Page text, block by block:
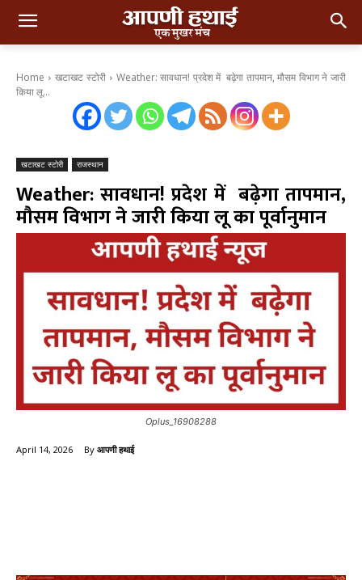
Home खटाखट स्टोरी
​Weather: सावधान! प्रदेश में बढ़ेगा तापमान, मौसम विभाग ने जारी
किया लू...
खटाखट स्टोरी राजस्थान
​Weather: सावधान! प्रदेश में बढ़ेगा तापमान,
मौसम विभाग ने जारी किया लू का पूर्वानुमान
Oplus_16908288
April 14, 2026 By आपणी हथाई